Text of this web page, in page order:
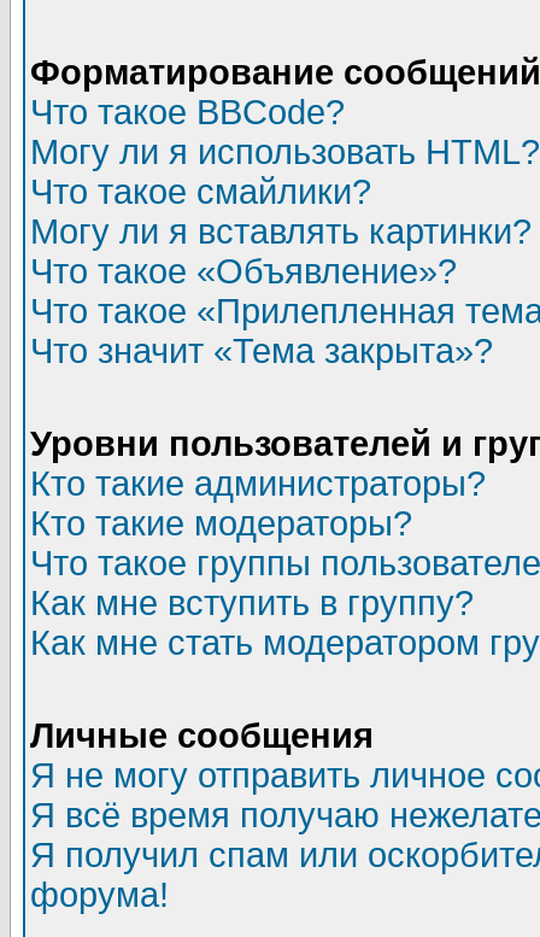
Форматирование
Что такое BBCode?
Могу ли я использовать HTML?
Что такое смайлики?
Могу ли я вставлять картинки?
Что такое «Объявление»?
Что такое «Прилепленная
Что значит «Тема закрыта»?
Уровни пользователей и
Кто такие администраторы?
Кто такие модераторы?
Что такое группы
Как мне вступить в группу?
Как мне стать модератором
Личные сообщения
Я не могу отправить личное
Я всё время получаю
Я получил спам или
форума!